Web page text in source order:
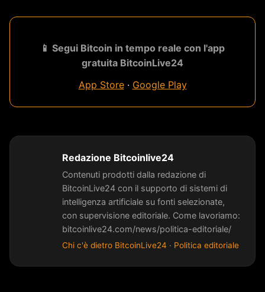
📱 Segui Bitcoin in tempo reale con l'app
gratuita BitcoinLive24
App Store· Google Play
Redazione Bitcoinlive24
Contenuti prodotti dalla redazione di
BitcoinLive24 con il supporto di sistemi di
intelligenza artificiale su fonti selezionate,
con supervisione editoriale. Come lavoriamo:
bitcoinlive24.com/news/politica-editoriale/
Chi c'è dietro BitcoinLive24 · Politica editoriale